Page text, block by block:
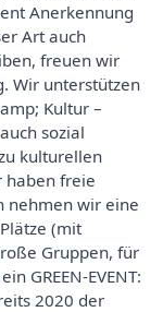
Anerkennung
Art auch
freuen wir
Wir unterstützen
Kultur –
sozial
kulturellen
haben freie
nehmen wir eine
(mit
Gruppen, für
GREEN-EVENT:
2020 der